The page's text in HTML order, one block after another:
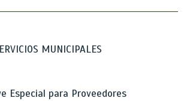
MUNICIPALES
Especial para Proveedores